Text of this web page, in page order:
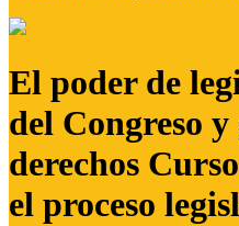
El poder de
del Congreso
derechos
el proceso